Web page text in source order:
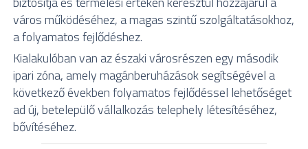
város működéséhez, a magas szintű szolgáltatásokhoz,
a folyamatos fejlődéshez.
Kialakulóban van az északi városrészen egy második
ipari zóna, amely magánberuházások segítségével a
következő években folyamatos fejlődéssel lehetőséget
ad új, betelepülő vállalkozás telephely létesítéséhez,
bővítéséhez.